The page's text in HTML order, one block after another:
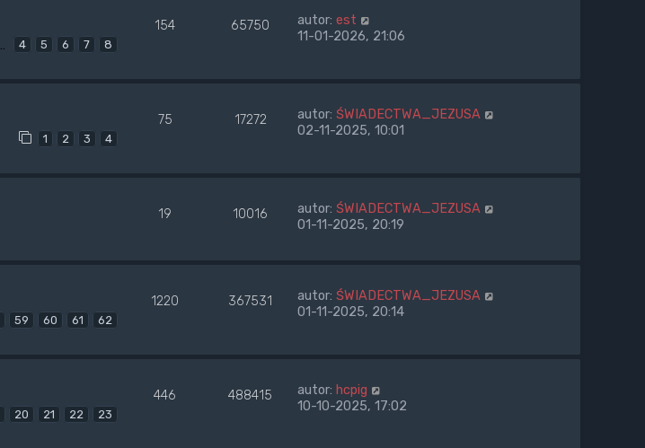
4 5 6 7 8
154 65750 autor: est
11-01-2026, 21:06
1 2 3 4
75 17272 autor: ŚWIADECTWA_JEZUSA
02-11-2025, 10:01
19 10016 autor: ŚWIADECTWA_JEZUSA
01-11-2025, 20:19
59 60 61 62
1220 367531 autor: ŚWIADECTWA_JEZUSA
01-11-2025, 20:14
20 21 22 23
446 488415 autor: hcpig
10-10-2025, 17:02